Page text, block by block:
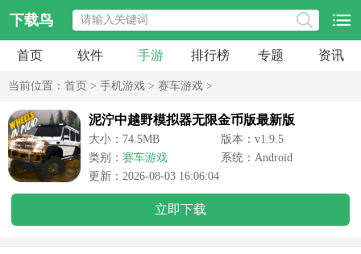
下载鸟
首页 软件 手游 排行榜 专题 资讯
当前位置： 首页 > 手机游戏 > 赛车游戏 >
泥泞中越野模拟器无限金币版最新版
大小：74.5MB
版本：v1.9.5
类别： 赛车游戏
系统：Android
更新：2026-08-03 16:06:04
立即下载